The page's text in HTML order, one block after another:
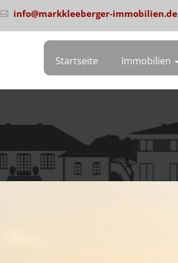
info@markkleeberger-immobilien.de
Startseite Immobilien